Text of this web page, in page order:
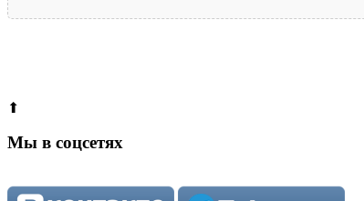
⬆
Мы в соцсетях